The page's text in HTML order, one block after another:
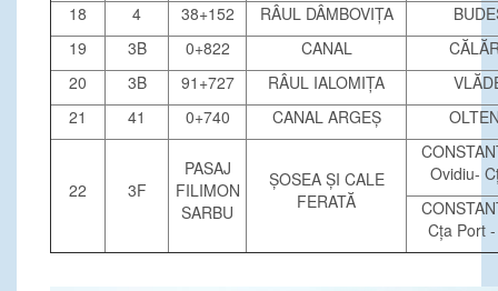
18
4 38+152 RÂUL DÂMBOVIȚA
19
3B 0+822 CANAL
20
3B 91+727 RÂUL IALOMIȚA
21
41 0+740 CANAL ARGEȘ
22 3F
PASAJ
FILIMON
SARBU
ȘOSEA ȘI CALE
FERATĂ
Ovidiu-
Cța Port